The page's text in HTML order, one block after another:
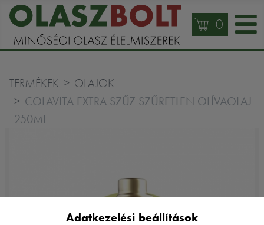
0
TERMÉKEK OLAJOK
COLAVITA EXTRA SZŰZ SZŰRETLEN OLÍVAOLAJ
250ML
Adatkezelési beállítások